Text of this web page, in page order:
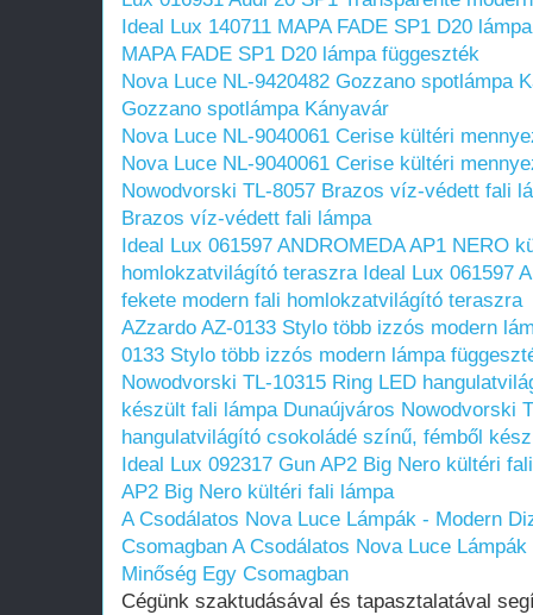
Ideal Lux 140711 MAPA FADE SP1 D20
MAPA FADE SP1 D20 lámpa függeszték
Nova Luce NL-9420482 Gozzano spotlámpa
Gozzano spotlámpa Kányavár
Nova Luce NL-9040061 Cerise kültéri
Nova Luce NL-9040061 Cerise kültéri
Nowodvorski TL-8057 Brazos víz-védett fali
Brazos víz-védett fali lámpa
Ideal Lux 061597 ANDROMEDA AP1 NERO
homlokzatvilágító teraszra Ideal Lux 061597
fekete modern fali homlokzatvilágító teraszra
AZzardo AZ-0133 Stylo több izzós modern
0133 Stylo több izzós modern lámpa
Nowodvorski TL-10315 Ring LED
készült fali lámpa Dunaújváros Nowodvorski
hangulatvilágító csokoládé színű, fémből
Ideal Lux 092317 Gun AP2 Big Nero kültéri
AP2 Big Nero kültéri fali lámpa
A Csodálatos Nova Luce Lámpák - Modern
Csomagban A Csodálatos Nova Luce
Minőség Egy Csomagban
Cégünk szaktudásával és tapasztalatával